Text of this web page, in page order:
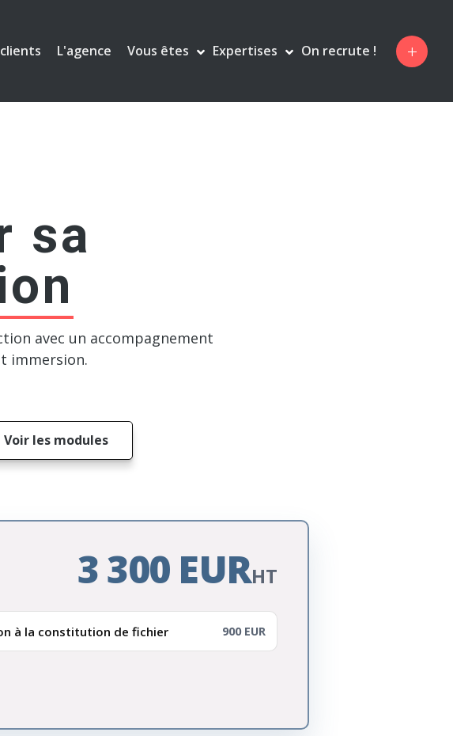
L'agence Vous êtes  Expertises  On recrute ! +
sa
avec un accompagnement
immersion.
Voir les modules
3 300 EURHT
à la constitution de fichier 900 EUR